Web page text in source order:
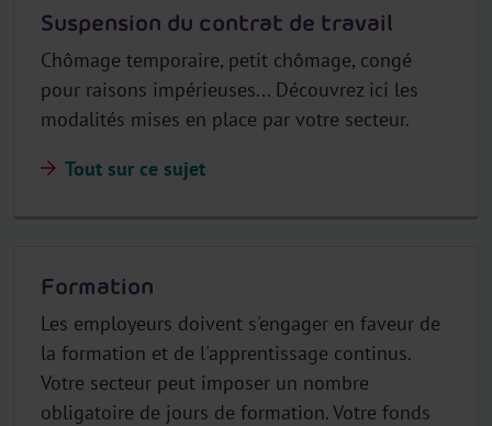
Suspension du contrat de travail
Chômage temporaire, petit chômage, congé
pour raisons impérieuses... Découvrez ici les
modalités mises en place par votre secteur.
Tout sur ce sujet
Formation
Les employeurs doivent s'engager en faveur de
la formation et de l'apprentissage continus.
Votre secteur peut imposer un nombre
obligatoire de jours de formation. Votre fonds